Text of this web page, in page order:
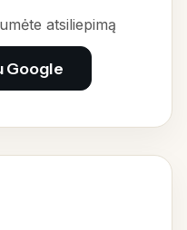
atsiliepimą
Google